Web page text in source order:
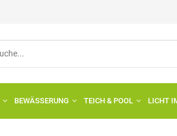
BEWÄSSERUNG TEICH & POOL LICHT